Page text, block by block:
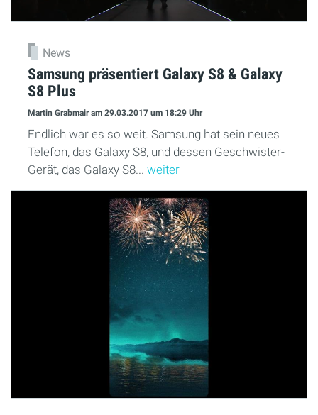
News
Samsung präsentiert Galaxy S8 & Galaxy
S8 Plus
Martin Grabmairam 29.03.2017 um 18:29 Uhr
Endlich war es so weit. Samsung hat sein neues
Telefon, das Galaxy S8, und dessen Geschwister-
Gerät, das Galaxy S8... weiter